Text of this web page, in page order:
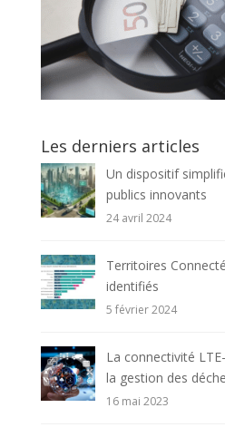
Les derniers articles
Un dispositif
publics innovants
24 avril 2024
Territoires
identifiés
5 février 2024
La connectivité
la gestion des
16 mai 2023